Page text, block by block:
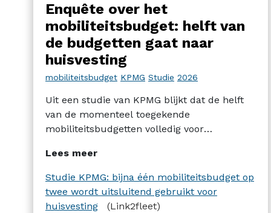
Enquête over het
mobiliteitsbudget: helft van
de budgetten gaat naar
huisvesting
mobiliteitsbudget KPMG Studie 2026
Uit een studie van KPMG blijkt dat de helft
van de momenteel toegekende
mobiliteitsbudgetten volledig voor
bepaalde mobiliteitsactoren ondermijnt dit
gebruik het beoogde doel van het
mobiliteitsbudget en zouden beperkingen
worden onderzocht.
Lees meer
Studie KPMG: bijna één mobiliteitsbudget op
twee wordt uitsluitend gebruikt voor
huisvesting
(Link2fleet)